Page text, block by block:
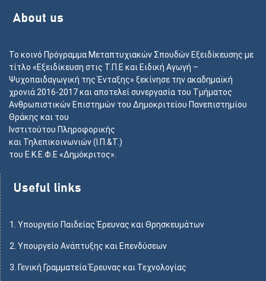
Το κοινό Πρόγραμμα Μεταπτυχιακών Σπουδών Εξειδίκευσης με
τίτλο «Εξειδίκευση στις Τ.Π.Ε και Ειδική Αγωγή –
Ψυχοπαιδαγωγική της Ένταξης» ξεκίνησε την ακαδημαϊκή
χρονιά 2016-2017 και αποτελεί συνεργασία του Τμήματος
Ανθρωπιστικών Επιστημών του Δημοκριτείου Πανεπιστημίου
Θράκης και του
Ινστιτούτου Πληροφορικής
και Τηλεπικοινωνιών (Ι.Π.&Τ.)
του Ε.Κ.Ε.Φ.Ε «Δημόκριτος».
1. Υπουργείο Παιδείας Έρευνας και Θρησκευμάτων
2. Υπουργείο Ανάπτυξης και Επενδύσεων
3. Γενική Γραμματεία Έρευνας και Τεχνολογίας